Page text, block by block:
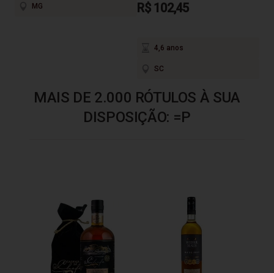
MG R$ 102,45
4,6 anos
SC
MAIS DE 2.000 RÓTULOS À SUA
DISPOSIÇÃO: =P